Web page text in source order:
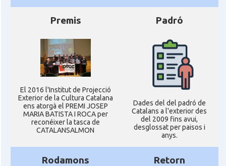
Premis
El 2016 l'Institut de Projecció
Exterior de la Cultura Catalana
ens atorgà el PREMI JOSEP
MARIA BATISTA I ROCA per
reconéixer la tasca de
CATALANSALMON
Padró
Dades del del padró de
Catalans a l'exterior des
del 2009 fins avui,
desglossat per paisos i
anys.
Rodamons Retorn